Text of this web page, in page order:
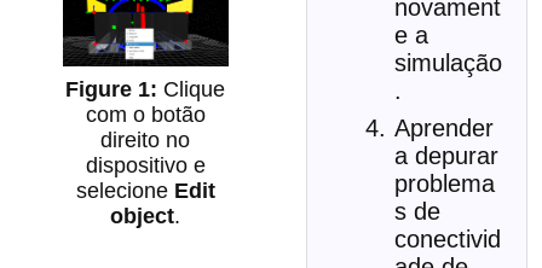
novament
e a
simulação
.
Aprender
a depurar
problema
s de
conectivid
Clique
com o botão
direito no
dispositivo e
selecione Edit
object.